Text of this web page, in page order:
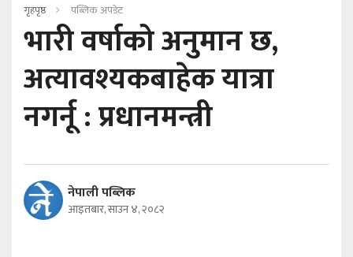
गृहपृष्ठ पब्लिक अपडेट
भारी वर्षाको अनुमान छ,
अत्यावश्यकबाहेक यात्रा
नगर्नू : प्रधानमन्त्री
नेपाली पब्लिक
आइतबार, साउन ४, २०८२